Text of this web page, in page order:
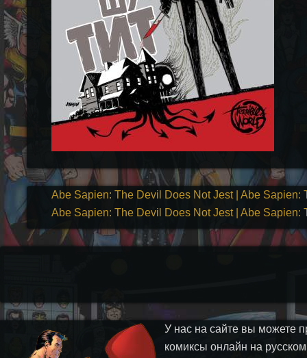
Abe Sapien: The Devil Does Not Jest | Abe Sapien:
Abe Sapien: The Devil Does Not Jest | Abe Sapien:
У нас на сайте вы можете
комиксы онлайн на